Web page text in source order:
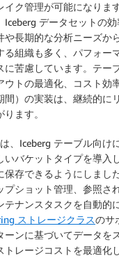
イク管理が可能になりま
データセットの効
や長期的な分析ニーズか
る組織も多く、パフォー
に苦慮しています。テー
ウトの最適化、コスト効
間）の実装は、継続的に
ます。
は、Iceberg テーブル向け
バケットタイプを導入し
保存できるようにしまし
プショット管理、参照さ
テナンスタスクを自動的
ストレージクラスのサ
ーンに基づいてデータを
トレージコストを最適化